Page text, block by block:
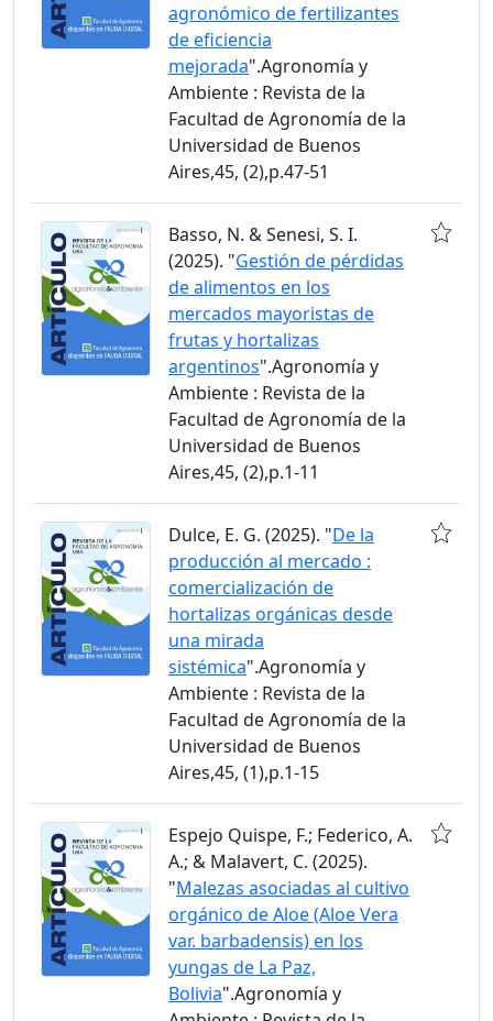
agronómico de fertilizantes
de eficiencia
mejorada".Agronomía y
Ambiente : Revista de la
Facultad de Agronomía de la
Universidad de Buenos
Aires,45, (2),p.47-51
Basso, N. & Senesi, S. I.
(2025). "Gestión de pérdidas
de alimentos en los
mercados mayoristas de
frutas y hortalizas
argentinos".Agronomía y
Ambiente : Revista de la
Facultad de Agronomía de la
Universidad de Buenos
Aires,45, (2),p.1-11
Dulce, E. G. (2025). "De la
producción al mercado :
comercialización de
hortalizas orgánicas desde
una mirada
sistémica".Agronomía y
Ambiente : Revista de la
Facultad de Agronomía de la
Universidad de Buenos
Aires,45, (1),p.1-15
Espejo Quispe, F.; Federico, A.
A.; & Malavert, C. (2025).
"Malezas asociadas al cultivo
orgánico de Aloe (Aloe Vera
var. barbadensis) en los
yungas de La Paz,
Bolivia".Agronomía y